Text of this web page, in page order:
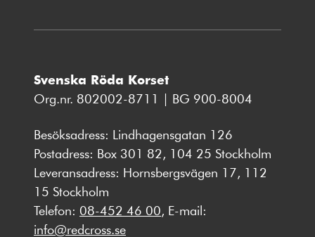
Svenska Röda Korset
Org.nr. 802002-8711 | BG 900-8004
Besöksadress: Lindhagensgatan 126
Postadress: Box 301 82, 104 25 Stockholm
Leveransadress: Hornsbergsvägen 17, 112
15 Stockholm
Telefon: 08-452 46 00, E-mail:
info@redcross.se